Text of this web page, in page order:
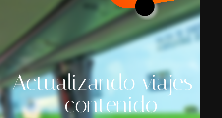
Actualizando viajes y
contenido